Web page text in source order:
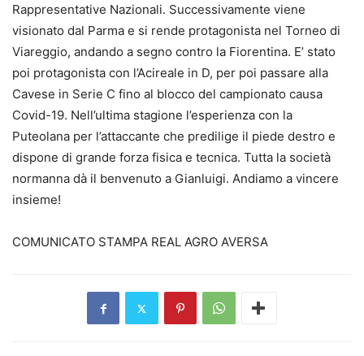
Rappresentative Nazionali. Successivamente viene
visionato dal Parma e si rende protagonista nel Torneo di
Viareggio, andando a segno contro la Fiorentina. E’ stato
poi protagonista con l’Acireale in D, per poi passare alla
Cavese in Serie C fino al blocco del campionato causa
Covid-19. Nell’ultima stagione l’esperienza con la
Puteolana per l’attaccante che predilige il piede destro e
dispone di grande forza fisica e tecnica. Tutta la società
normanna dà il benvenuto a Gianluigi. Andiamo a vincere
insieme!
COMUNICATO STAMPA REAL AGRO AVERSA